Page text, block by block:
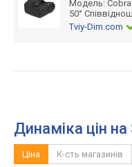
Модель: Cobra
50°
Tviy-Dim.com
Динаміка цін
Ціна К-сть магазинів